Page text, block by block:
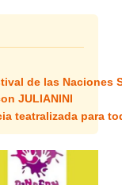
de las Naciones
JULIANINI
teatralizada para